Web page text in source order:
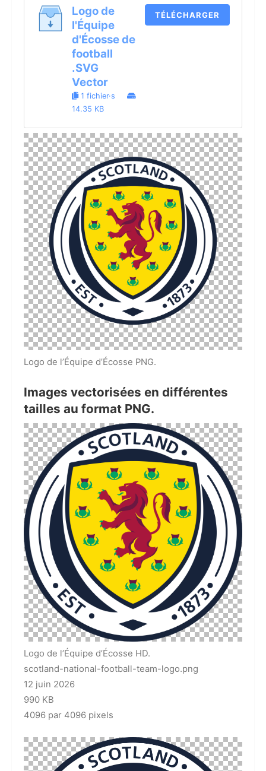
Logo de
l'Équipe
d'Écosse de
football
.SVG
Vector
1 fichier·s
14.35 KB
TÉLÉCHARGER
Logo de l’Équipe d’Écosse PNG.
Images vectorisées en différentes
tailles au format PNG.
Logo de l’Équipe d’Écosse HD.
scotland-national-football-team-logo.png
12 juin 2026
990 KB
4096 par 4096 pixels